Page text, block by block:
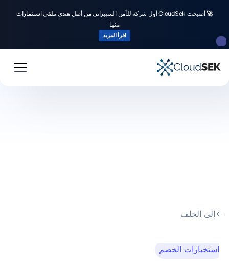
🚀
أصبحت CloudSek أول شركة للأمن السيبراني من أصل هندي تتلقى استثمارات
منها
اقرأ المزيد
إلى الخلف
هذا نص داخل كتلة
استخبارات الخصم